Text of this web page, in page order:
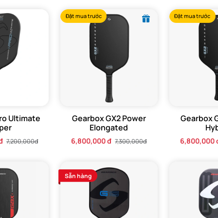
Gearbox GX2 Elongated
chính là công nghệ lõi độc quyền, được thiết kế để giải
Gearbox GX2 Elongatedđược trang bị công nghệ SST 2.0
được cấu tạo từ sợi carbon Toray T-700 Mid Modulus 200 FAW,
trội.
Ultimate
7,200,000đ
Đặt mua trước
Gearbox GX2 Power
Elongated
6,800,000 đ 7,300,000đ
Đặt mua trước
Gearbox
6,800,000
Sẵn hàng